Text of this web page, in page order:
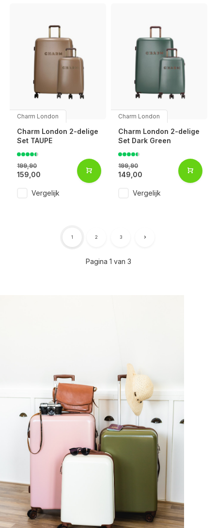
Charm London
Charm London 2-delige
Set TAUPE
199,90
159,00
Vergelijk
Charm London
Charm London 2-delige
Set Dark Green
199,90
149,00
Vergelijk
Pagina 1 van 3
1 2 3